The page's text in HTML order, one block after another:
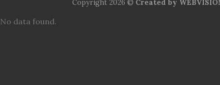
Copyright 2026 © Created by
No data found.